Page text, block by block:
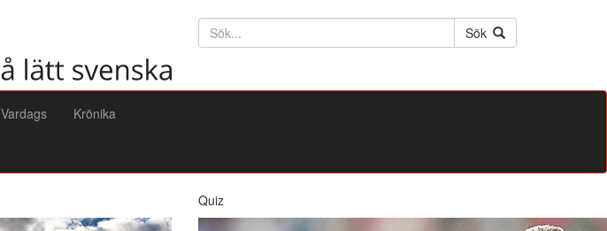
Söktext
Sök
Vardags Krönika
Quiz